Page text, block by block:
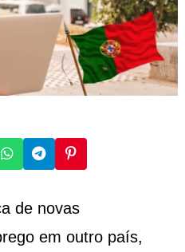
de novas
em outro país,